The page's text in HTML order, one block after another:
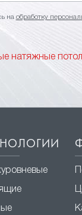
на обработку
натяжные